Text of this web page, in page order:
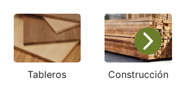
Tableros Construcción